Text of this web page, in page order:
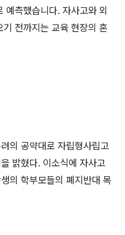
예측했습니다. 자사고와 외
전까지는 교육 현장의 혼
의 공약대로 자립형사립고
밝혔다. 이소식에 자사고
의 학부모들의 폐지반대 목